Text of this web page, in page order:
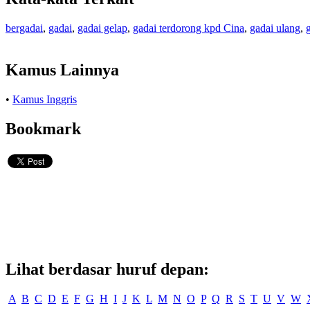
bergadai, gadai, gadai gelap, gadai terdorong kpd Cina, gadai ulang,
Kamus Lainnya
• Kamus Inggris
Bookmark
Lihat berdasar huruf depan:
A B C D E F G H I J K L M N O P Q R S T U V W